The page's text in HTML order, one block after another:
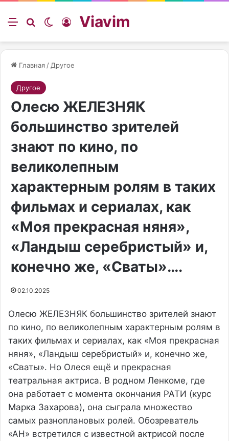
Меню ИскатьSwitch skin
Войти
Viavim
Главная / Другое
Другое
Олесю ЖЕЛЕЗНЯК
большинство зрителей
знают по кино, по
великолепным
характерным ролям в таких
фильмах и сериалах, как
«Моя прекрасная няня»,
«Ландыш серебристый» и,
конечно же, «Сваты»….
02.10.2025
Олесю ЖЕЛЕЗНЯК большинство зрителей знают
по кино, по великолепным характерным ролям в
таких фильмах и сериалах, как «Моя прекрасная
няня», «Ландыш серебристый» и, конечно же,
«Сваты». Но Олеся ещё и прекрасная
театральная актриса. В родном Ленкоме, где
она работает с момента окончания РАТИ (курс
Марка Захарова), она сыграла множество
самых разноплановых ролей. Обозреватель
«АН» встретился с известной актрисой после